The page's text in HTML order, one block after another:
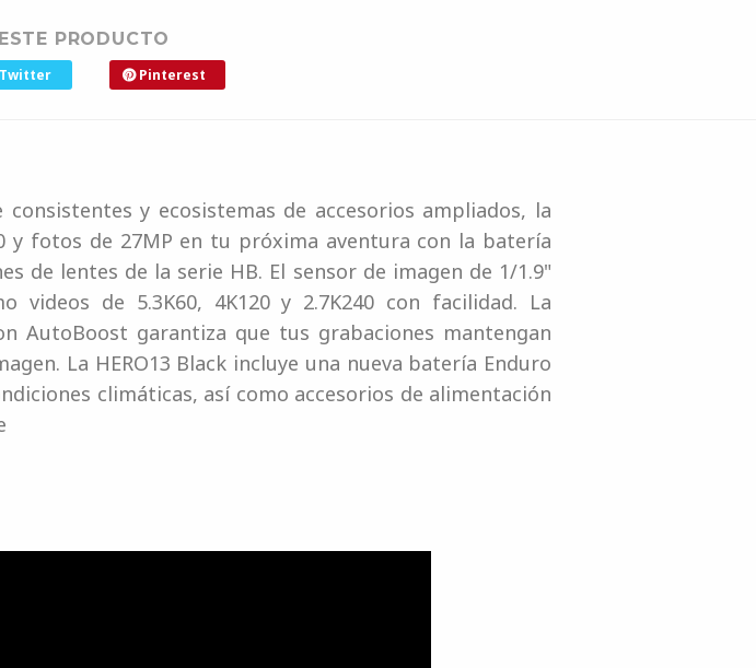
PRODUCTO
Pinterest
consistentes y ecosistemas de accesorios ampliados, la
y fotos de 27MP en tu próxima aventura con la batería
de lentes de la serie HB. El sensor de imagen de 1/1.9"
de 5.3K60, 4K120 y 2.7K240 con facilidad. La
AutoBoost garantiza que tus grabaciones mantengan
La HERO13 Black incluye una nueva batería Enduro
climáticas, así como accesorios de alimentación